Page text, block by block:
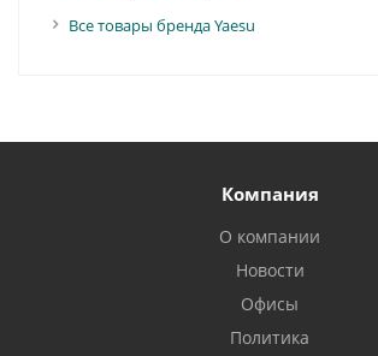
Все товары бренда Yaesu
Компания
О компании
Новости
Офисы
Политика